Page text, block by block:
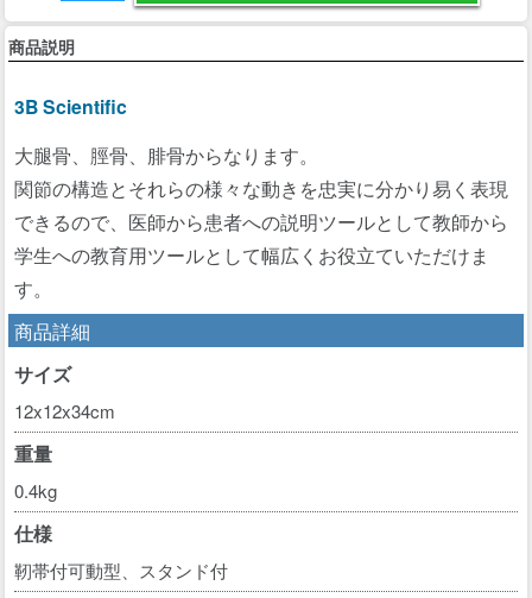
商品説明
3B Scientific
大腿骨、脛骨、腓骨からなります。
関節の構造とそれらの様々な動きを忠実に分かり易く表現
できるので、医師から患者への説明ツールとして教師から
学生への教育用ツールとして幅広くお役立ていただけま
す。
商品詳細
サイズ
12x12x34cm
重量
0.4kg
仕様
靭帯付可動型、スタンド付